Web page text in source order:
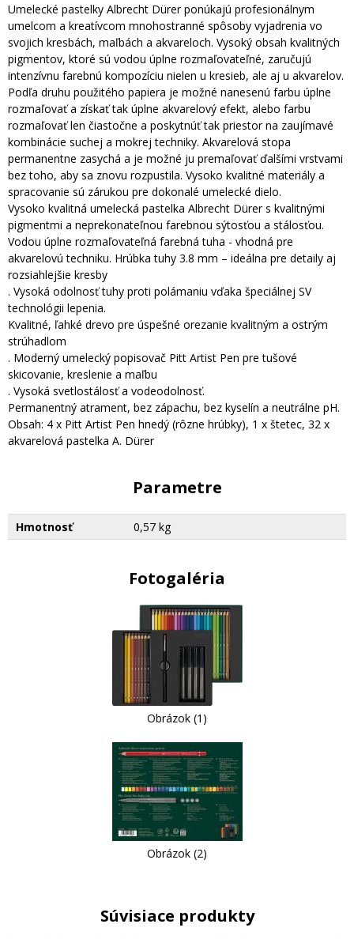
Umelecké pastelky Albrecht Dürer ponúkajú profesionálnym
umelcom a kreatívcom mnohostranné spôsoby vyjadrenia vo
svojich kresbách, maľbách a akvareloch. Vysoký obsah kvalitných
pigmentov, ktoré sú vodou úplne rozmaľovateľné, zaručujú
intenzívnu farebnú kompozíciu nielen u kresieb, ale aj u akvarelov.
Podľa druhu použitého papiera je možné nanesenú farbu úplne
rozmaľovať a získať tak úplne akvarelový efekt, alebo farbu
rozmaľovať len čiastočne a poskytnúť tak priestor na zaujímavé
kombinácie suchej a mokrej techniky. Akvarelová stopa
permanentne zasychá a je možné ju premaľovať ďalšími vrstvami
bez toho, aby sa znovu rozpustila. Vysoko kvalitné materiály a
spracovanie sú zárukou pre dokonalé umelecké dielo.
Vysoko kvalitná umelecká pastelka Albrecht Dürer s kvalitnými
pigmentmi a neprekonateľnou farebnou sýtosťou a stálosťou.
Vodou úplne rozmaľovateľná farebná tuha - vhodná pre
akvarelovú techniku. Hrúbka tuhy 3.8 mm – ideálna pre detaily aj
rozsiahlejšie kresby
. Vysoká odolnosť tuhy proti polámaniu vďaka špeciálnej SV
technológii lepenia.
Kvalitné, ľahké drevo pre úspešné orezanie kvalitným a ostrým
strúhadlom
. Moderný umelecký popisovač Pitt Artist Pen pre tušové
skicovanie, kreslenie a maľbu
. Vysoká svetlostálosť a vodeodolnosť.
Permanentný atrament, bez zápachu, bez kyselín a neutrálne pH.
Obsah: 4 x Pitt Artist Pen hnedý (rôzne hrúbky), 1 x štetec, 32 x
akvarelová pastelka A. Dürer
Parametre
Hmotnosť 0,57 kg
Fotogaléria
Obrázok (1)
Obrázok (2)
Súvisiace produkty